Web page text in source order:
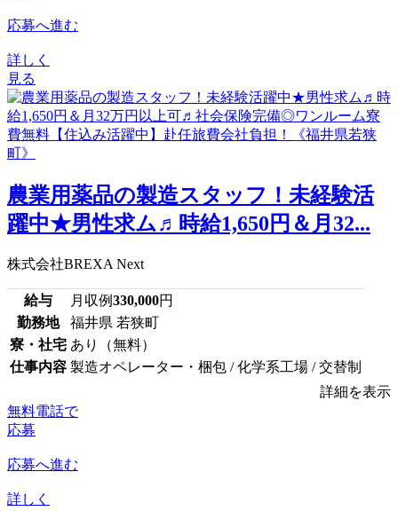
応募へ進む
詳しく
見る
農業用薬品の製造スタッフ！未経験活
躍中★男性求ム♬時給1,650円＆月32...
株式会社BREXA Next
給与 月収例330,000円
勤務地
福井県 若狭町
寮・社宅 あり（無料）
仕事内容 製造オペレーター・梱包 / 化学系工場 / 交替制
詳細を表示
無料電話で
応募
応募へ進む
詳しく